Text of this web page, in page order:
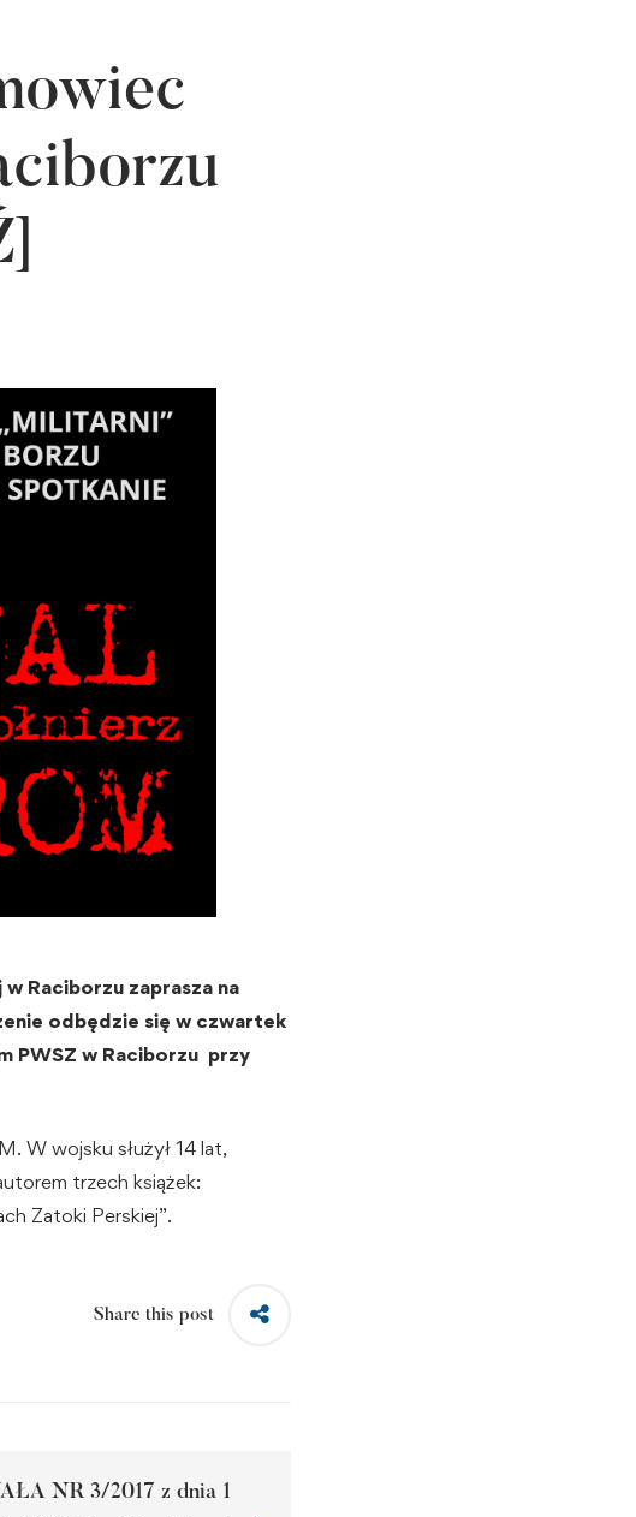
Raciborzu zaprasza na
odbędzie się w czwartek
PWSZ w Raciborzu przy
W wojsku służył 14 lat,
trzech książek:
Zatoki Perskiej”.
Share this post
NR 3/2017 z dnia 1